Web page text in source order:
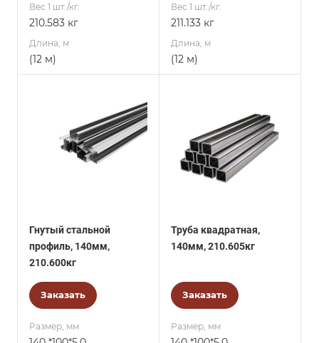
Вес 1 шт./кг.
210.583 кг
Длина, м
(12 м)
Вес 1 шт./кг.
211.133 кг
Длина, м
(12 м)
Гнутый стальной
профиль, 140мм,
210.600кг
Заказать
Размер, мм
Труба квадратная,
140мм, 210.605кг
Заказать
Размер, мм